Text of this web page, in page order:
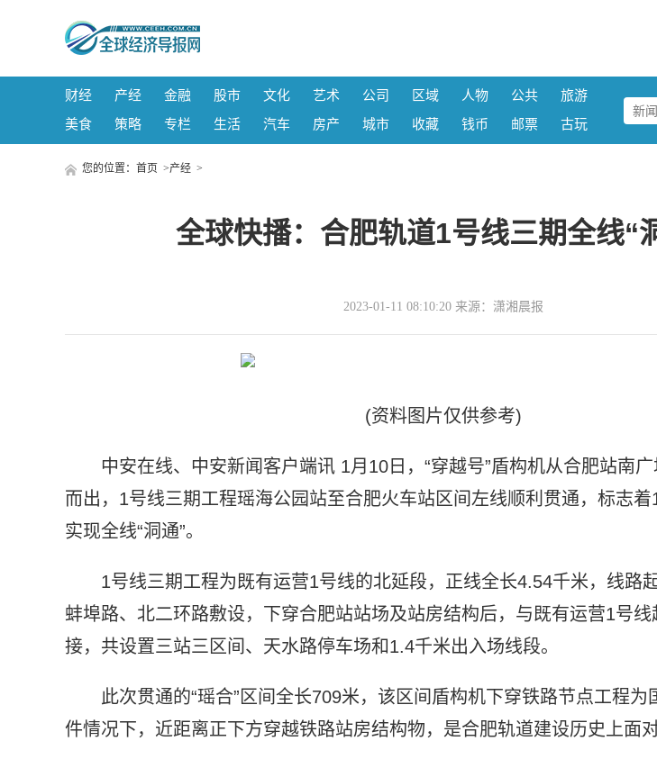
财经 产经 金融 股市 文化 艺术 公司 区域 人物 公共
旅游
美食
策略 专栏 生活 汽车 房产 城市 收藏 钱币 邮票 古玩
您的位置： 首页 >产经 >
全球快播：合肥轨道1号线三期全线“
2023-01-11 08:10:20 来源：潇湘晨报
(资料图片仅供参考)
中安在线、中安新闻客户端讯 1月10日，“穿越号”盾构机从合肥站南
而出，1号线三期工程瑶海公园站至合肥火车站区间左线顺利贯通，标志着
实现全线“洞通”。
1号线三期工程为既有运营1号线的北延段，正线全长4.54千米，线路
蚌埠路、北二环路敷设，下穿合肥站站场及站房结构后，与既有运营1号
接，共设置三站三区间、天水路停车场和1.4千米出入场线段。
此次贯通的“瑶合”区间全长709米，该区间盾构机下穿铁路节点工程为
件情况下，近距离正下方穿越铁路站房结构物，是合肥轨道建设历史上面